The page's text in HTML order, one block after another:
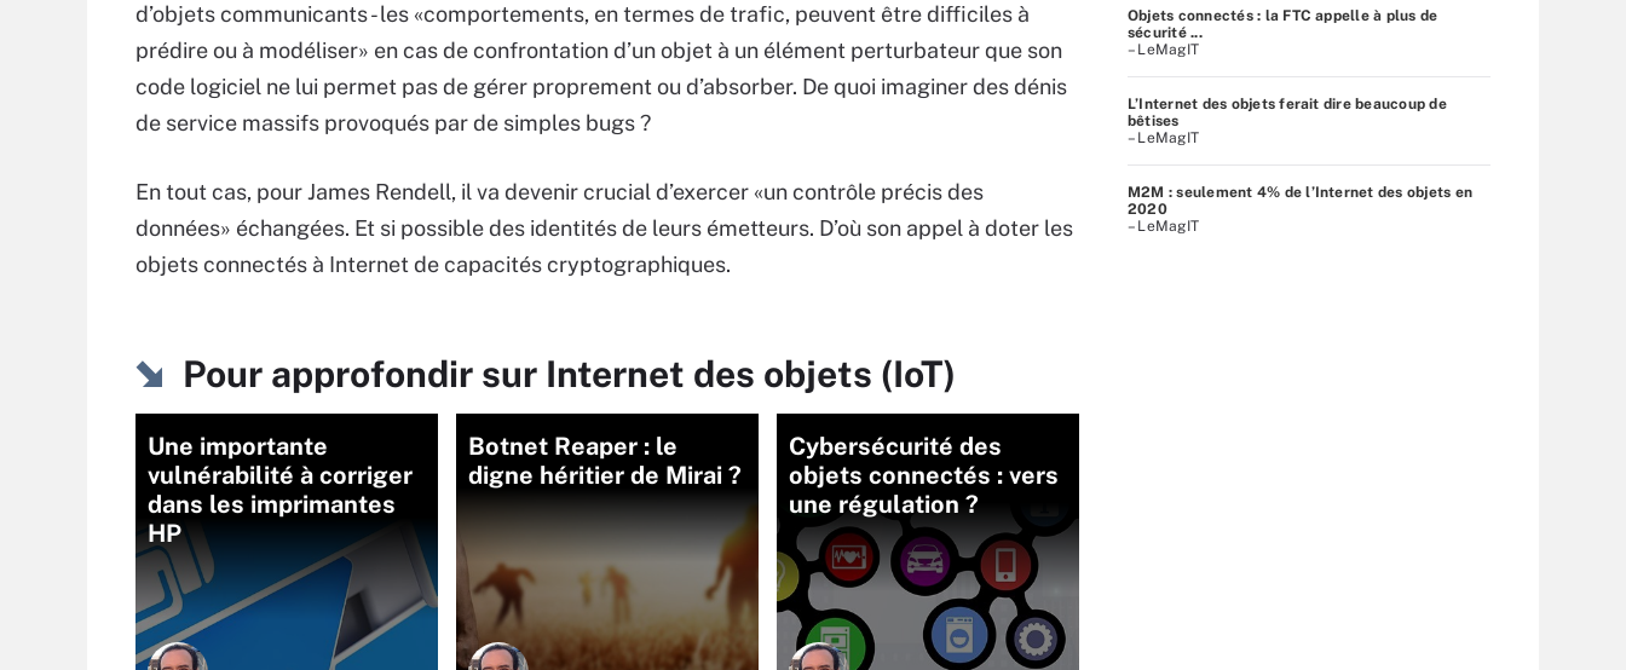
d’objets communicants - les «comportements, en termes de trafic, peuvent être difficiles à
prédire ou à modéliser» en cas de confrontation d’un objet à un élément perturbateur que son
code logiciel ne lui permet pas de gérer proprement ou d’absorber. De quoi imaginer des dénis
de service massifs provoqués par de simples bugs ?
En tout cas, pour James Rendell, il va devenir crucial d’exercer «un contrôle précis des
données» échangées. Et si possible des identités de leurs émetteurs. D’où son appel à doter les
objets connectés à Internet de capacités cryptographiques.
Pour approfondir sur Internet des objets (IoT)
Une importante
vulnérabilité à corriger
dans les imprimantes
HP
Botnet Reaper : le
digne héritier de Mirai ?
Cybersécurité des
objets connectés : vers
une régulation ?
Objets connectés : la FTC appelle à plus de
sécurité ...
– LeMagIT
L’Internet des objets ferait dire beaucoup de
bêtises
– LeMagIT
M2M : seulement 4% de l’Internet des objets en
2020
– LeMagIT